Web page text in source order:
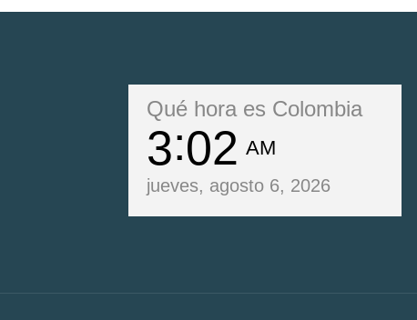
Qué hora es Colombia
3 02 AM
jueves, agosto 6, 2026